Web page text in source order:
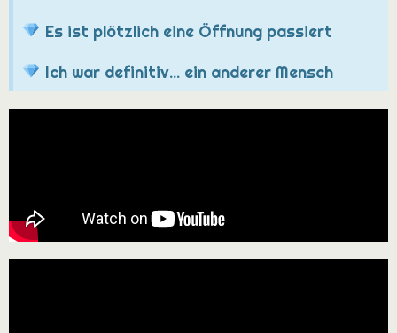
Es ist plötzlich eine Öffnung passiert
Ich war definitiv... ein anderer Mensch